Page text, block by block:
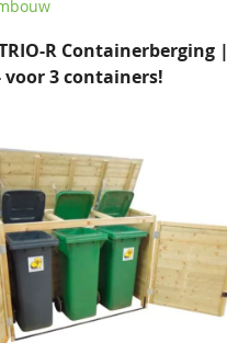
R Containerberging |
voor 3 containers!